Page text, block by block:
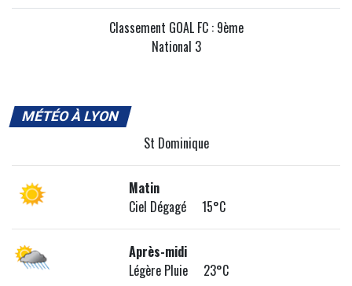
Classement GOAL FC : 9ème
National 3
MÉTÉO À LYON
St Dominique
Matin
Ciel Dégagé 15°C
Après-midi
Légère Pluie 23°C